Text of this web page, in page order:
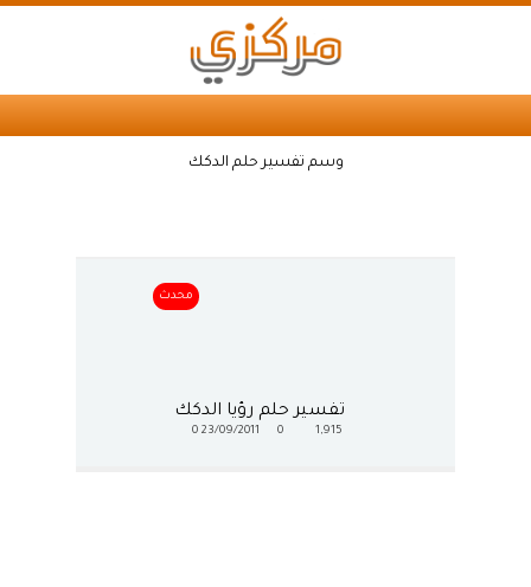
وسم تفسير حلم الدكك
محدث
تفسير حلم رؤيا الدكك
1,915
0
23/09/2011
0